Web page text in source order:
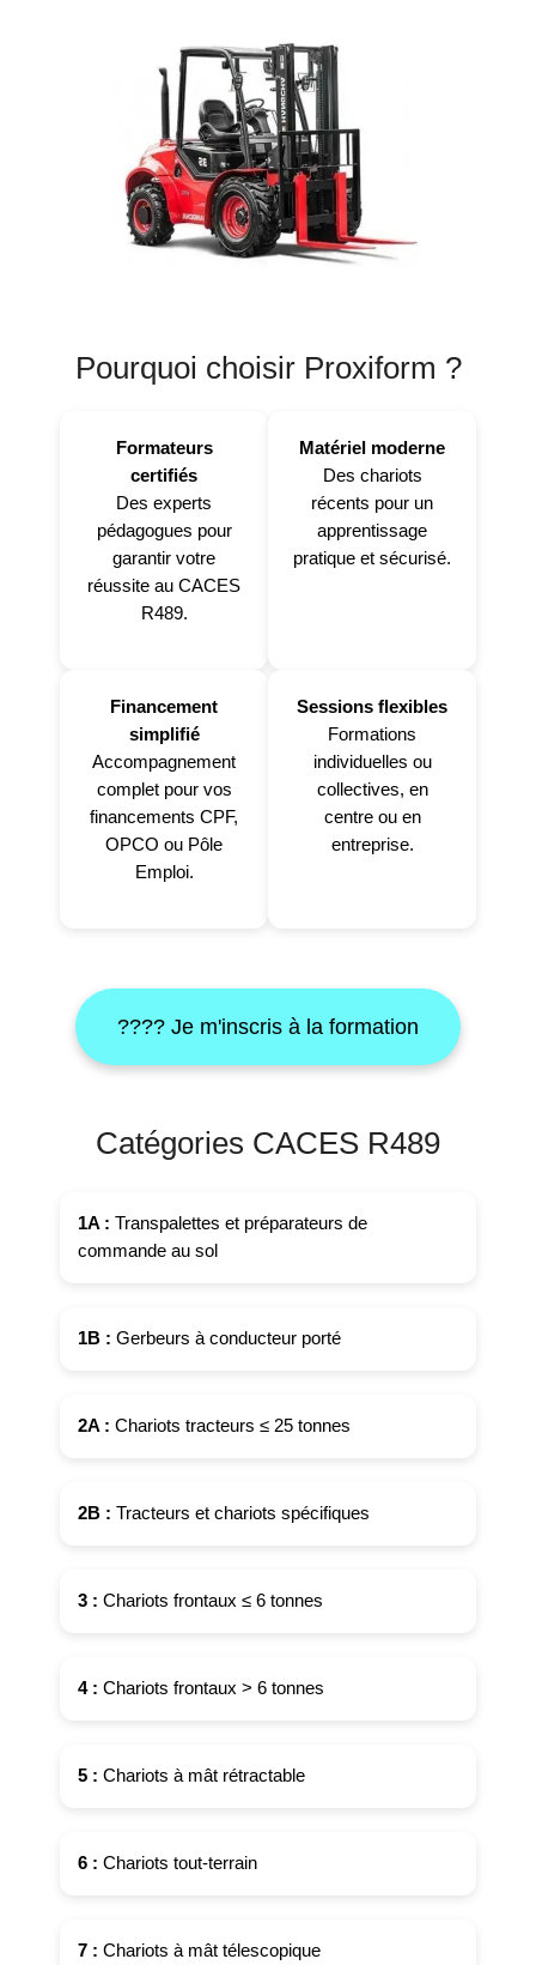
Pourquoi choisir Proxiform ?
Formateurs
certifiés
Des experts
pédagogues pour
garantir votre
réussite au CACES
R489.
Matériel moderne
Des chariots
récents pour un
apprentissage
pratique et sécurisé.
Financement
simplifié
Accompagnement
complet pour vos
financements CPF,
OPCO ou Pôle
Emploi.
Sessions flexibles
Formations
individuelles ou
collectives, en
centre ou en
entreprise.
???? Je m'inscris à la formation
Catégories CACES R489
1A : Transpalettes et préparateurs de
commande au sol
1B : Gerbeurs à conducteur porté
2A : Chariots tracteurs ≤ 25 tonnes
2B : Tracteurs et chariots spécifiques
3 : Chariots frontaux ≤ 6 tonnes
4 : Chariots frontaux > 6 tonnes
5 : Chariots à mât rétractable
6 : Chariots tout-terrain
7 : Chariots à mât télescopique